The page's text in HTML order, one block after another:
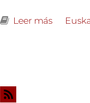
Leer más sobre